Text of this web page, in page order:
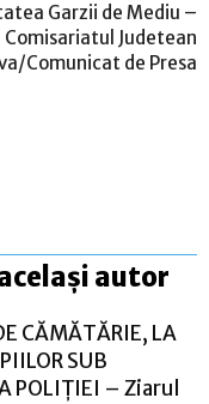
Garzii de Mediu –
Comisariatul Judetean
Comunicat de Presa
autor
CĂMĂTĂRIE, LA
SUB
POLIȚIEI – Ziarul